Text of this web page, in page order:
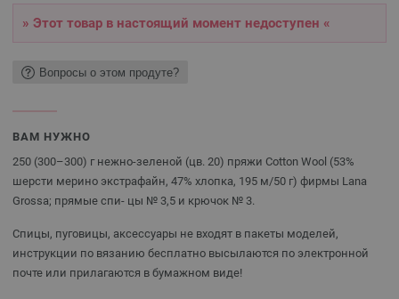
» Этот товар в настоящий момент недоступен «
Вопросы о этом продуте?
ВАМ НУЖНО
250 (300–300) г нежно-зеленой (цв. 20) пряжи Cotton Wool (53%
шерсти мерино экстрафайн, 47% хлопка, 195 м/50 г) фирмы Lana
Grossa; прямые спи- цы № 3,5 и крючок № 3.
Спицы, пуговицы, аксессуары не входят в пакеты моделей,
инструкции по вязанию бесплатно высылаются по электронной
почте или прилагаются в бумажном виде!